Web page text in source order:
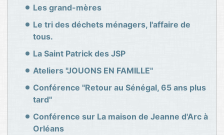
Les grand-mères
Le tri des déchets ménagers, l'affaire de
tous.
La Saint Patrick des JSP
Ateliers "JOUONS EN FAMILLE"
Conférence "Retour au Sénégal, 65 ans plus
tard"
Conférence sur La maison de Jeanne d'Arc à
Orléans